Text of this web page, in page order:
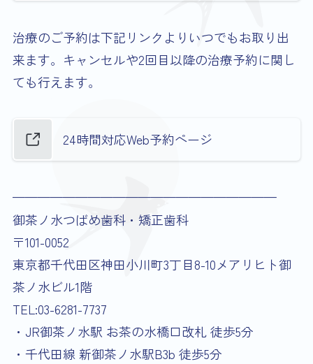
治療のご予約は下記リンクよりいつでもお取り出
来ます。キャンセルや2回目以降の治療予約に関し
ても行えます。
24時間対応Web予約ページ
—————————————————————
御茶ノ水つばめ歯科・矯正歯科
〒101-0052
東京都千代田区神田小川町3丁目8-10メアリヒト御
茶ノ水ビル1階
TEL:03-6281-7737
・JR御茶ノ水駅 お茶の水橋口改札 徒歩5分
・千代田線 新御茶ノ水駅B3b 徒歩5分